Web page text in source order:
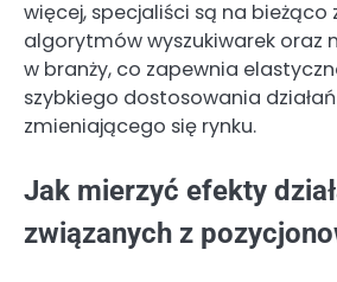
więcej, specjaliści są na bieżąco
algorytmów wyszukiwarek oraz
w branży, co zapewnia
szybkiego dostosowania
zmieniającego się rynku.
Jak mierzyć efekty
związanych z